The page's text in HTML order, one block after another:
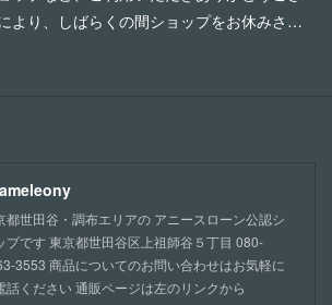
より、しばらくの間ショップをお休みさ…
都世田谷・調布エリアの アニースローン公認シ
プです 東京都世田谷区上祖師谷５丁目 080-
3553 商品についてのお問い合わせはお気軽に
話ください 通販ページは左のリンクから